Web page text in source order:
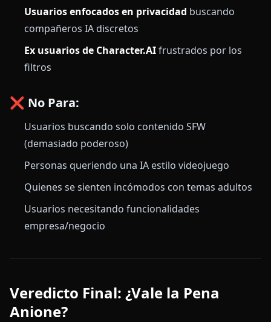
Usuarios enfocados en privacidad buscando
compañeros IA discretos
Ex usuarios de Character.AIfrustrados por los
filtros
❌ No Para:
Usuarios buscando solo contenido SFW
(demasiado poderoso)
Personas queriendo una IA estilo videojuego
Quienes se sienten incómodos con temas adultos
Usuarios necesitando funcionalidades
empresa/negocio
Veredicto Final: ¿Vale la Pena
Anione?